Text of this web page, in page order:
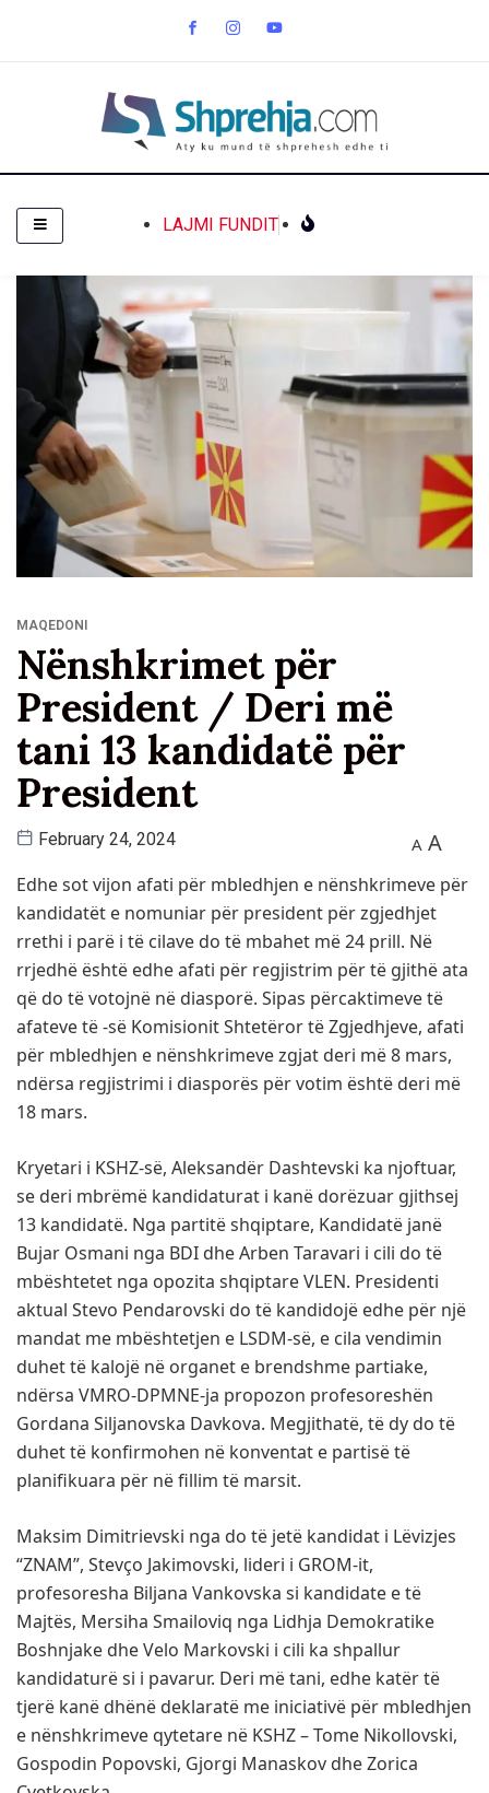
LAJMI FUNDIT
MAQEDONI
Nënshkrimet për
President / Deri më
tani 13 kandidatë për
President
February 24, 2024 A A
Edhe sot vijon afati për mbledhjen e nënshkrimeve për
kandidatët e nomuniar për president për zgjedhjet
rrethi i parë i të cilave do të mbahet më 24 prill. Në
rrjedhë është edhe afati për regjistrim për të gjithë ata
që do të votojnë në diasporë. Sipas përcaktimeve të
afateve të -së Komisionit Shtetëror të Zgjedhjeve, afati
për mbledhjen e nënshkrimeve zgjat deri më 8 mars,
ndërsa regjistrimi i diasporës për votim është deri më
18 mars.
Kryetari i KSHZ-së, Aleksandër Dashtevski ka njoftuar,
se deri mbrëmë kandidaturat i kanë dorëzuar gjithsej
13 kandidatë. Nga partitë shqiptare, Kandidatë janë
Bujar Osmani nga BDI dhe Arben Taravari i cili do të
mbështetet nga opozita shqiptare VLEN. Presidenti
aktual Stevo Pendarovski do të kandidojë edhe për një
mandat me mbështetjen e LSDM-së, e cila vendimin
duhet të kalojë në organet e brendshme partiake,
ndërsa VMRO-DPMNE-ja propozon profesoreshën
Gordana Siljanovska Davkova. Megjithatë, të dy do të
duhet të konfirmohen në konventat e partisë të
planifikuara për në fillim të marsit.
Maksim Dimitrievski nga do të jetë kandidat i Lëvizjes
“ZNAM”, Stevço Jakimovski, lideri i GROM-it,
profesoresha Biljana Vankovska si kandidate e të
Majtës, Mersiha Smailoviq nga Lidhja Demokratike
Boshnjake dhe Velo Markovski i cili ka shpallur
kandidaturë si i pavarur. Deri më tani, edhe katër të
tjerë kanë dhënë deklaratë me iniciativë për mbledhjen
e nënshkrimeve qytetare në KSHZ – Tome Nikollovski,
Gospodin Popovski, Gjorgi Manaskov dhe Zorica